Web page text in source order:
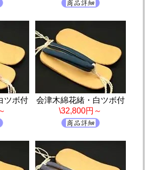
ツボ付
会津木綿花緒・白ツボ付
\32,800円～